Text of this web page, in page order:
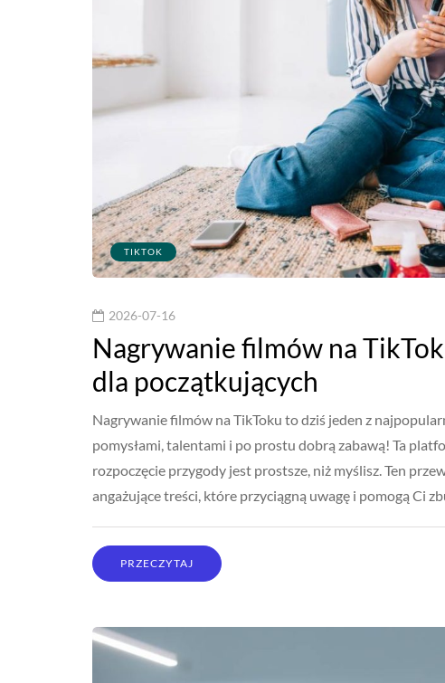
TIKTOK
2026-07-16
Nagrywanie filmów na
dla początkujących
Nagrywanie filmów na TikToku to dziś jeden z
pomysłami, talentami i po prostu dobrą zabawą! Ta
rozpoczęcie przygody jest prostsze, niż myślisz. Ten
angażujące treści, które przyciągną uwagę i pomogą Ci
PRZECZYTAJ